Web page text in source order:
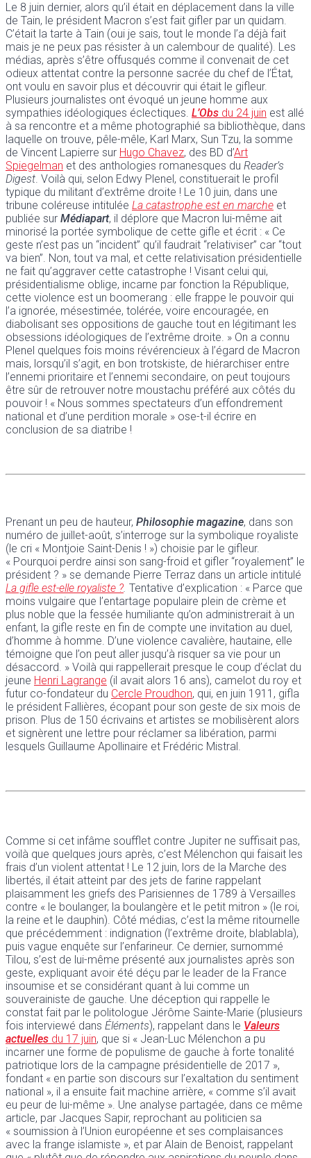
Le 8 juin dernier, alors qu’il était en déplacement dans la ville
de Tain, le président Macron s’est fait gifler par un quidam.
C’était la tarte à Tain (oui je sais, tout le monde l’a déjà fait
mais je ne peux pas résister à un calembour de qualité). Les
médias, après s’être offusqués comme il convenait de cet
odieux attentat contre la personne sacrée du chef de l’État,
ont voulu en savoir plus et découvrir qui était le gifleur.
Plusieurs journalistes ont évoqué un jeune homme aux
sympathies idéologiques éclectiques. L’Obs du 24 juin est allé
à sa rencontre et a même photographié sa bibliothèque, dans
laquelle on trouve, pêle-mêle, Karl Marx, Sun Tzu, la somme
de Vincent Lapierre sur Hugo Chavez, des BD d’Art
Spiegelman et des anthologies romanesques du Reader’s
Digest. Voilà qui, selon Edwy Plenel, constituerait le profil
typique du militant d’extrême droite ! Le 10 juin, dans une
tribune coléreuse intitulée La catastrophe est en marche et
publiée sur Médiapart, il déplore que Macron lui-même ait
minorisé la portée symbolique de cette gifle et écrit : « Ce
geste n’est pas un “incident” qu’il faudrait “relativiser” car “tout
va bien”. Non, tout va mal, et cette relativisation présidentielle
ne fait qu’aggraver cette catastrophe ! Visant celui qui,
présidentialisme oblige, incarne par fonction la République,
cette violence est un boomerang : elle frappe le pouvoir qui
l’a ignorée, mésestimée, tolérée, voire encouragée, en
diabolisant ses oppositions de gauche tout en légitimant les
obsessions idéologiques de l’extrême droite. » On a connu
Plenel quelques fois moins révérencieux à l’égard de Macron
mais, lorsqu’il s’agit, en bon trotskiste, de hiérarchiser entre
l’ennemi prioritaire et l’ennemi secondaire, on peut toujours
être sûr de retrouver notre moustachu préféré aux côtés du
pouvoir ! « Nous sommes spectateurs d’un effondrement
national et d’une perdition morale » ose-t-il écrire en
conclusion de sa diatribe !
Prenant un peu de hauteur, Philosophie magazine, dans son
numéro de juillet-août, s’interroge sur la symbolique royaliste
(le cri « Montjoie Saint-Denis ! ») choisie par le gifleur.
« Pourquoi perdre ainsi son sang-froid et gifler “royalement” le
président ? » se demande Pierre Terraz dans un article intitulé
La gifle est-elle royaliste ?. Tentative d’explication : « Parce que
moins vulgaire que l’entartage populaire plein de crème et
plus noble que la fessée humiliante qu’on administrerait à un
enfant, la gifle reste en fin de compte une invitation au duel,
d’homme à homme. D’une violence cavalière, hautaine, elle
témoigne que l’on peut aller jusqu’à risquer sa vie pour un
désaccord. » Voilà qui rappellerait presque le coup d’éclat du
jeune Henri Lagrange (il avait alors 16 ans), camelot du roy et
futur co-fondateur du Cercle Proudhon, qui, en juin 1911, gifla
le président Fallières, écopant pour son geste de six mois de
prison. Plus de 150 écrivains et artistes se mobilisèrent alors
et signèrent une lettre pour réclamer sa libération, parmi
lesquels Guillaume Apollinaire et Frédéric Mistral.
Comme si cet infâme soufflet contre Jupiter ne suffisait pas,
voilà que quelques jours après, c’est Mélenchon qui faisait les
frais d’un violent attentat ! Le 12 juin, lors de la Marche des
libertés, il était atteint par des jets de farine rappelant
plaisamment les griefs des Parisiennes de 1789 à Versailles
contre « le boulanger, la boulangère et le petit mitron » (le roi,
la reine et le dauphin). Côté médias, c’est la même ritournelle
que précédemment : indignation (l’extrême droite, blablabla),
puis vague enquête sur l’enfarineur. Ce dernier, surnommé
Tilou, s’est de lui-même présenté aux journalistes après son
geste, expliquant avoir été déçu par le leader de la France
insoumise et se considérant quant à lui comme un
souverainiste de gauche. Une déception qui rappelle le
constat fait par le politologue Jérôme Sainte-Marie (plusieurs
fois interviewé dans Éléments), rappelant dans le Valeurs
actuelles du 17 juin, que si « Jean-Luc Mélenchon a pu
incarner une forme de populisme de gauche à forte tonalité
patriotique lors de la campagne présidentielle de 2017 »,
fondant « en partie son discours sur l’exaltation du sentiment
national », il a ensuite fait machine arrière, « comme s’il avait
eu peur de lui-même ». Une analyse partagée, dans ce même
article, par Jacques Sapir, reprochant au politicien sa
« soumission à l’Union européenne et ses complaisances
avec la frange islamiste », et par Alain de Benoist, rappelant